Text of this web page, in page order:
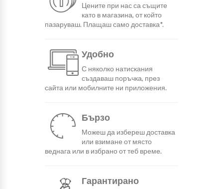
Цените при нас са същите
като в магазина, от който
пазаруваш. Плащаш само доставка*.
Удобно
С няколко натискания
създаваш поръчка, през
сайта или мобилните ни приложения.
Бързо
Можеш да избереш доставка
или взимане от място
веднага или в избрано от теб време.
Гарантирано